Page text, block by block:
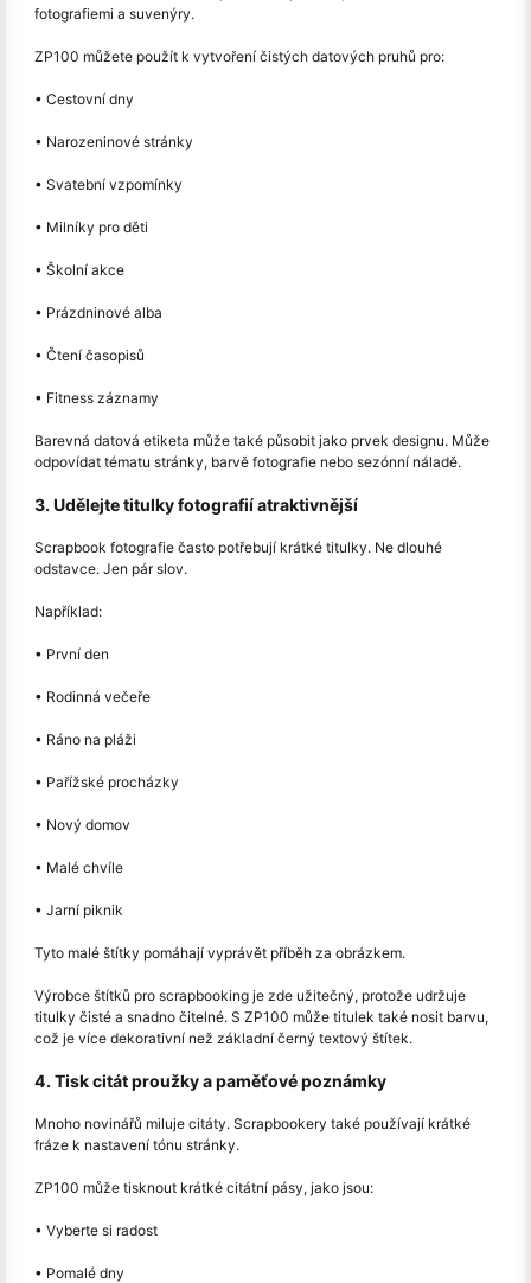
fotografiemi a suvenýry.
ZP100 můžete použít k vytvoření čistých datových pruhů pro:
• Cestovní dny
• Narozeninové stránky
• Svatební vzpomínky
• Milníky pro děti
• Školní akce
• Prázdninové alba
• Čtení časopisů
• Fitness záznamy
Barevná datová etiketa může také působit jako prvek designu. Může
odpovídat tématu stránky, barvě fotografie nebo sezónní náladě.
3. Udělejte titulky fotografií atraktivnější
Scrapbook fotografie často potřebují krátké titulky. Ne dlouhé
odstavce. Jen pár slov.
Například:
• První den
• Rodinná večeře
• Ráno na pláži
• Pařížské procházky
• Nový domov
• Malé chvíle
• Jarní piknik
Tyto malé štítky pomáhají vyprávět příběh za obrázkem.
Výrobce štítků pro scrapbooking je zde užitečný, protože udržuje
titulky čisté a snadno čitelné. S ZP100 může titulek také nosit barvu,
což je více dekorativní než základní černý textový štítek.
4. Tisk citát proužky a paměťové poznámky
Mnoho novinářů miluje citáty. Scrapbookery také používají krátké
fráze k nastavení tónu stránky.
ZP100 může tisknout krátké citátní pásy, jako jsou:
• Vyberte si radost
• Pomalé dny